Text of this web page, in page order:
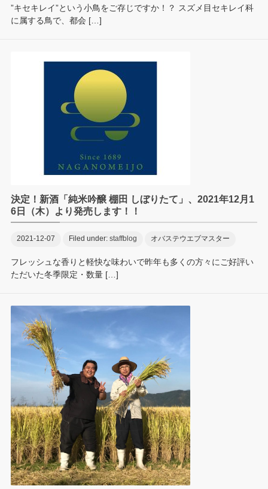
”キセキレイ”という小鳥をご存じですか！？ スズメ目セキレイ科
に属する鳥で、都会 […]
決定！新酒「純米吟醸 棚田 しぼりたて」、2021年12月1
6日（木）より発売します！！
2021-12-07 Filed under: staffblog オバステウエブマスター
フレッシュな香りと軽快な味わいで昨年も多くの方々にご好評い
ただいた冬季限定・数量 […]